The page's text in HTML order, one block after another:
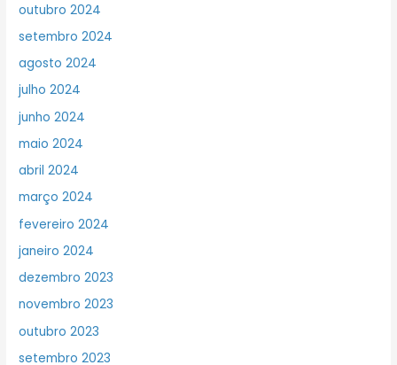
outubro 2024
setembro 2024
agosto 2024
julho 2024
junho 2024
maio 2024
abril 2024
março 2024
fevereiro 2024
janeiro 2024
dezembro 2023
novembro 2023
outubro 2023
setembro 2023